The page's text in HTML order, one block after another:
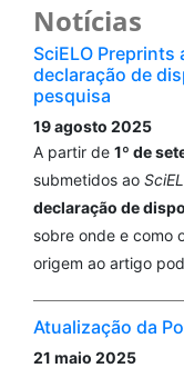
Notícias
SciELO
declaração de
pesquisa
19 agosto 2025
A partir de 1º de
submetidos ao
declaração de
sobre onde e como
origem ao artigo
Atualização da
21 maio 2025